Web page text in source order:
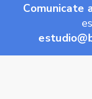
Comunicate